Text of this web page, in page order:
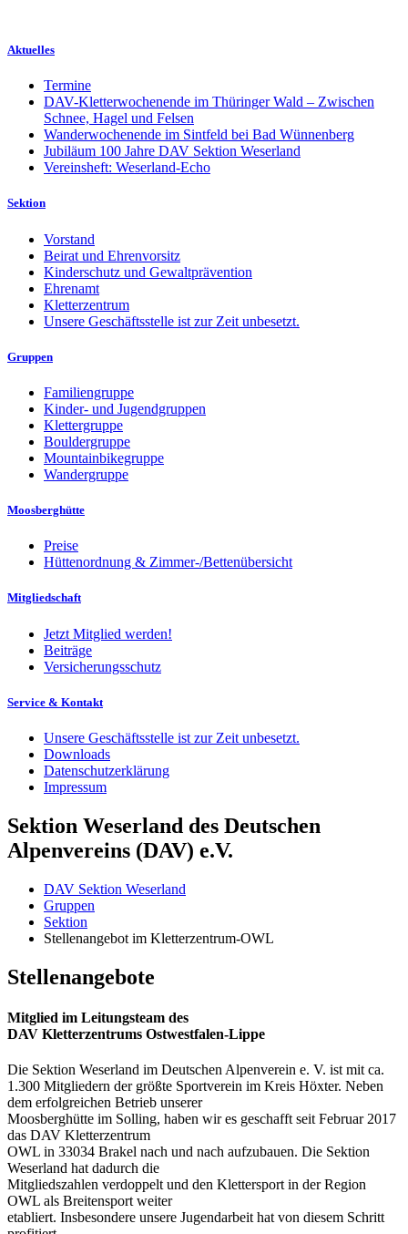
Aktuelles
Termine
DAV-Kletterwochenende im Thüringer Wald – Zwischen
Schnee, Hagel und Felsen
Wanderwochenende im Sintfeld bei Bad Wünnenberg
Jubiläum 100 Jahre DAV Sektion Weserland
Vereinsheft: Weserland-Echo
Sektion
Vorstand
Beirat und Ehrenvorsitz
Kinderschutz und Gewaltprävention
Ehrenamt
Kletterzentrum
Unsere Geschäftsstelle ist zur Zeit unbesetzt.
Gruppen
Familiengruppe
Kinder- und Jugendgruppen
Klettergruppe
Bouldergruppe
Mountainbikegruppe
Wandergruppe
Moosberghütte
Preise
Hüttenordnung & Zimmer-/Bettenübersicht
Mitgliedschaft
Jetzt Mitglied werden!
Beiträge
Versicherungsschutz
Service & Kontakt
Unsere Geschäftsstelle ist zur Zeit unbesetzt.
Downloads
Datenschutzerklärung
Impressum
Sektion Weserland des Deutschen
Alpenvereins (DAV) e.V.
DAV Sektion Weserland
Gruppen
Sektion
Stellenangebot im Kletterzentrum-OWL
Stellenangebote
Mitglied im Leitungsteam des
DAV Kletterzentrums Ostwestfalen-Lippe
Die Sektion Weserland im Deutschen Alpenverein e. V. ist mit ca.
1.300 Mitgliedern der größte Sportverein im Kreis Höxter. Neben
dem erfolgreichen Betrieb unserer
Moosberghütte im Solling, haben wir es geschafft seit Februar 2017
das DAV Kletterzentrum
OWL in 33034 Brakel nach und nach aufzubauen. Die Sektion
Weserland hat dadurch die
Mitgliedszahlen verdoppelt und den Klettersport in der Region
OWL als Breitensport weiter
etabliert. Insbesondere unsere Jugendarbeit hat von diesem Schritt